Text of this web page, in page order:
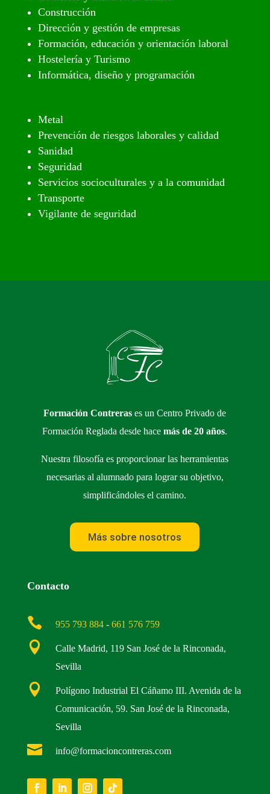
Construcción
Dirección y gestión de empresas
Formación, educación y orientación laboral
Hostelería y Turismo
Informática, diseño y programación
Metal
Prevención de riesgos laborales y calidad
Sanidad
Seguridad
Servicios socioculturales y a la comunidad
Transporte
Vigilante de seguridad
Formación Contreras es un Centro Privado de
Formación Reglada desde hacemás de 20 años.
Nuestra filosofía es proporcionar las herramientas
necesarias al alumnado para lograr su objetivo,
simplificándoles el camino.
Más sobre nosotros
Contacto
 955 793 884- 661 576 759

Calle Madrid, 119 San José de la Rinconada,
Sevilla

Polígono Industrial El Cáñamo III. Avenida de la
Comunicación, 59. San José de la Rinconada,
Sevilla
 info@formacioncontreras.com